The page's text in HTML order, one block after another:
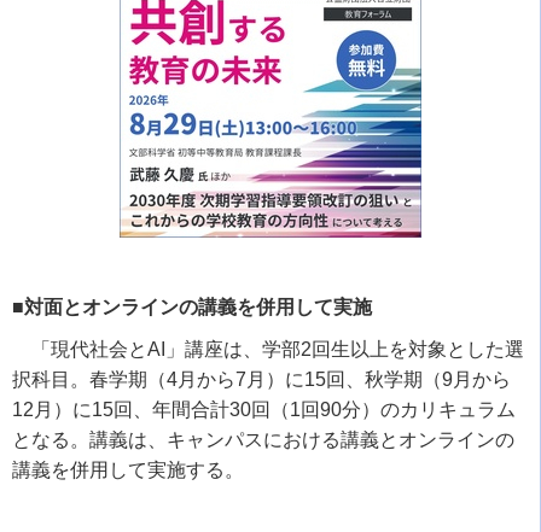
■対面とオンラインの講義を併用して実施
「現代社会とAI 」講座は、学部2回生以上を対象とした選
択科目。春学期（4月から7 月）に15回、秋学期（9月から
12 月）に15回、年間合計30回（1回90分）のカリキュラム
となる。講義は、キャンパスにおける講義とオンラインの
講義を併用して実施する。